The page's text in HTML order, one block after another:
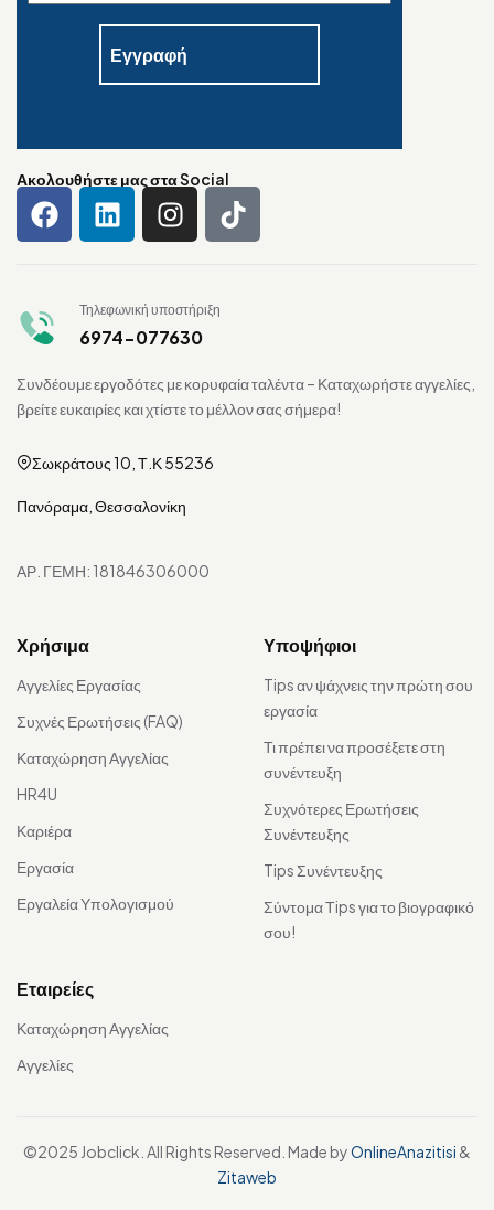
Ακολουθήστε μας στα Social
Τηλεφωνική υποστήριξη
6974-077630
Συνδέουμε εργοδότες με κορυφαία ταλέντα – Καταχωρήστε αγγελίες,
βρείτε ευκαιρίες και χτίστε το μέλλον σας σήμερα!
Σωκράτους 10, Τ.Κ 55236
Πανόραμα, Θεσσαλονίκη
ΑΡ. ΓΕΜΗ: 181846306000
Χρήσιμα
Αγγελίες Εργασίας
Συχνές Ερωτήσεις (FAQ)
Καταχώρηση Αγγελίας
HR4U
Καριέρα
Εργασία
Εργαλεία Υπολογισμού
Υποψήφιοι
Tips αν ψάχνεις την πρώτη σου
εργασία
Τι πρέπει να προσέξετε στη
συνέντευξη
Συχνότερες Ερωτήσεις
Συνέντευξης
Tips Συνέντευξης
Σύντομα Τips για το βιογραφικό
σου!
Εταιρείες
Καταχώρηση Αγγελίας
Αγγελίες
©2025 Jobclick. All Rights Reserved. Made byOnlineAnazitisi &
Zitaweb